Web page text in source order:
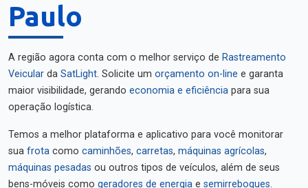
Paulo
A região agora conta com o melhor serviço de Rastreamento
Veicular da SatLight. Solicite um orçamento on-line e garanta
maior visibilidade, gerando economia e eficiência para sua
operação logística.
Temos a melhor plataforma e aplicativo para você monitorar
sua frota como caminhões, carretas, máquinas agrícolas,
máquinas pesadas ou outros tipos de veículos, além de seus
bens-móveis como geradores de energia e semirreboques.